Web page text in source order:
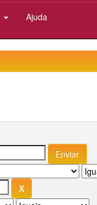
Ajuda